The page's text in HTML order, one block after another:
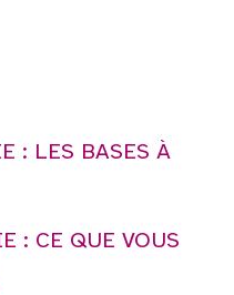
: LES BASES À
: CE QUE VOUS